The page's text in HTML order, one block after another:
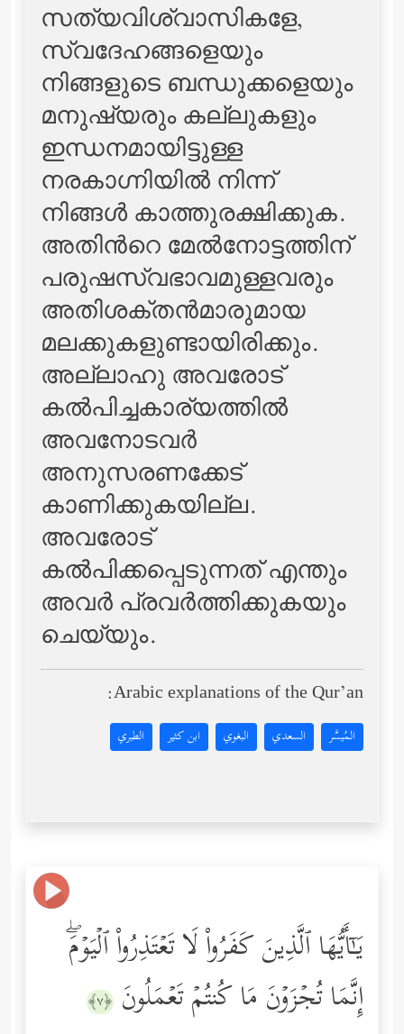
സത്യവിശ്വാസികളേ,
സ്വദേഹങ്ങളെയും
നിങ്ങളുടെ ബന്ധുക്കളെയും
മനുഷ്യരും കല്ലുകളും
ഇന്ധനമായിട്ടുള്ള
നരകാഗ്നിയില്‍ നിന്ന്
നിങ്ങള്‍ കാത്തുരക്ഷിക്കുക.
അതിന്‍റെ മേല്‍നോട്ടത്തിന്
പരുഷസ്വഭാവമുള്ളവരും
അതിശക്തന്‍മാരുമായ
മലക്കുകളുണ്ടായിരിക്കും.
അല്ലാഹു അവരോട്
കല്‍പിച്ചകാര്യത്തില്‍
അവനോടവര്‍
അനുസരണക്കേട്
കാണിക്കുകയില്ല.
അവരോട്
കല്‍പിക്കപ്പെടുന്നത് എന്തും
അവര്‍ പ്രവര്‍ത്തിക്കുകയും
ചെയ്യും.
Arabic explanations of the Qur’an:
المُيسَّر السعدي البغوي ابن كثير الطبري
یَـٰۤأَیُّهَا ٱلَّذِینَ كَفَرُواْ لَا تَعۡتَذِرُواْ ٱلۡیَوۡمَۖ
إِنَّمَا تُجۡزَوۡنَ مَا كُنتُمۡ تَعۡمَلُونَ ﴿٧﴾